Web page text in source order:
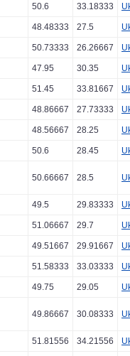
50.6 33.18333
48.48333 27.5
50.73333 26.26667
47.95 30.35
51.45 33.81667
48.86667 27.73333
48.56667 28.25
50.6 28.45
50.66667 28.5
49.5 29.83333
51.06667 29.7
49.51667 29.91667
51.58333 33.03333
49.75 29.05
49.86667 30.08333
51.81556 34.21556